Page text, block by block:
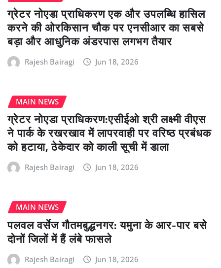
ग्रेटर नोएडा प्राधिकरण एक और उपलब्धि हासिल
करने की ओरकिसान चौक पर एनसीआर का सबसे
बड़ा और आधुनिक अंडरपास लगभग तैयार
Rajesh Bairagi Jun 18, 2026
MAIN NEWS
ग्रेटर नोएडा प्राधिकरण:एसीईओ श्री लक्ष्मी वीएस
ने पार्क के रखरखाव में लापरवाही पर वरिष्ठ प्रबंधक
को हटाया, ठेकेदार को काली सूची में डाला
Rajesh Bairagi Jun 18, 2026
MAIN NEWS
पलवल वर्सेज गौतमबुद्धनगर: यमुना के आर-पार बसे
दोनों जिलों में हैं लंबे फासले
Rajesh Bairagi Jun 18, 2026